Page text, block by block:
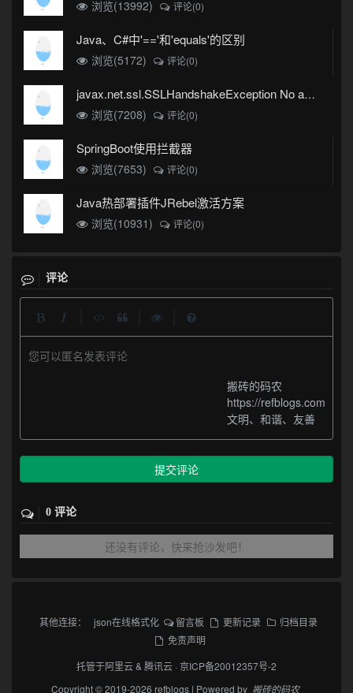
浏览(13992)
评论(0)
Java、C#中'=='和'equals'的区别
浏览(5172) 评论(0)
javax.net.ssl.SSLHandshakeException No appropriate protocol (protocol is disabled or cipher suites are inappropriate)错误
浏览(7208)
评论(0)
SpringBoot使用拦截器
浏览(7653) 评论(0)
Java热部署插件JRebel激活方案
浏览(10931) 评论(0)
评论
您可以匿名发表评论
搬砖的码农
https://refblogs.com
文明、和谐、友善
提交评论
0 评论
还没有评论，快来抢沙发吧！
其他连接： json在线格式化 留言板 更新记录
归档目录
免责声明
托管于阿里云& 腾讯云 ·京ICP备20012357号-2
Copyright © 2019-2026 refblogs | Powered by 搬砖的码农